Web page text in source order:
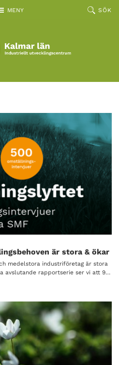
MENY SÖK
är stora & ökar
medelstora industriföretag är stora
avslutande rapportserie ser vi att 9…